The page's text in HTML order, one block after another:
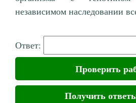
независимом наследовании
Ответ:
Проверить
Получить